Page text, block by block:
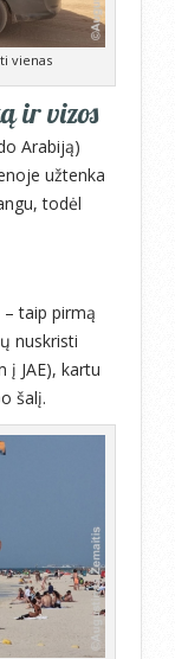
vienas
ir vizos
Arabiją)
užtenka
todėl
– taip pirmą
nuskristi
į JAE), kartu
šalį.